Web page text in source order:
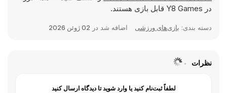
در Y8 Games قابل بازی هستند.
دسته بندی: بازی‌های ورزشی اضافه شد در 02 ژوئن 2026
نظرات
لطفاً ثبت‌نام کنید یا وارد شوید تا دیدگاه ارسال کنید